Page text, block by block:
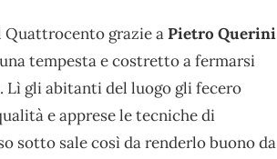
Quattrocento grazie aPietro Querini
tempesta e costretto a fermarsi
Lì gli abitanti del luogo gli fecero
e apprese le tecniche di
sotto sale così da renderlo buono da